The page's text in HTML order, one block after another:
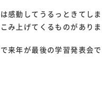
感動してうるっときてし
み上げてくるものがありま
来年が最後の学習発表会